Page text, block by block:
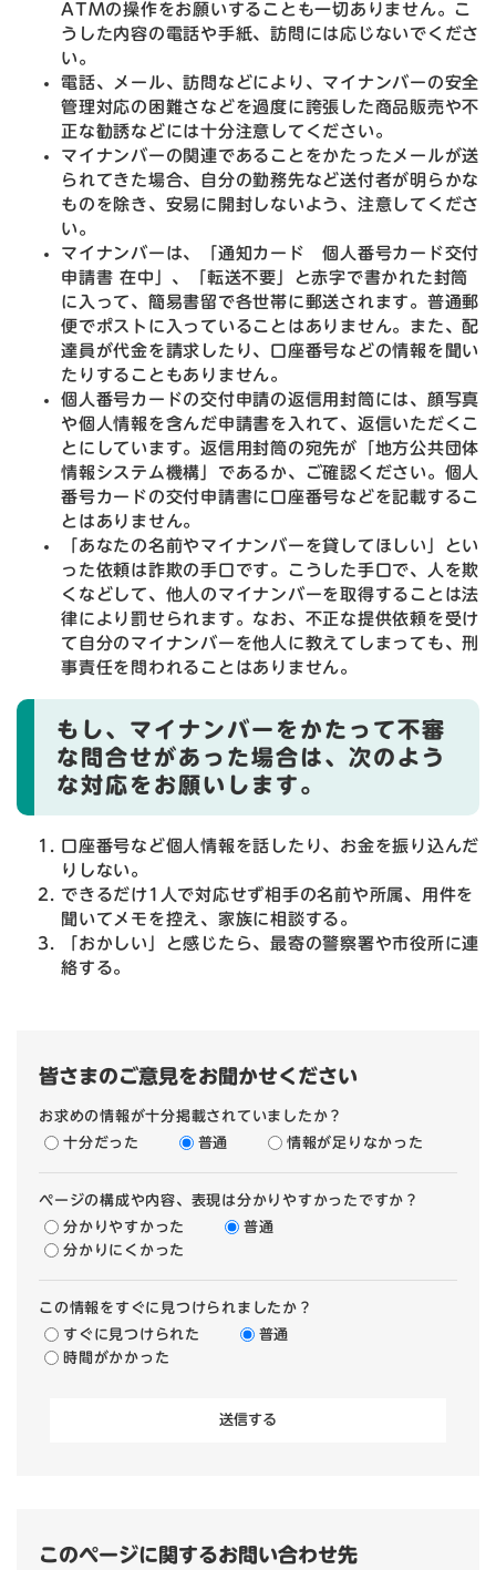
ATMの操作をお願いすることも一切ありません。こ
うした内容の電話や手紙、訪問には応じないでくださ
い。
電話、メール、訪問などにより、マイナンバーの安全
管理対応の困難さなどを過度に誇張した商品販売や不
正な勧誘などには十分注意してください。
マイナンバーの関連であることをかたったメールが送
られてきた場合、自分の勤務先など送付者が明らかな
ものを除き、安易に開封しないよう、注意してくださ
い。
マイナンバーは、「通知カード 個人番号カード交付
申請書 在中」、「転送不要」と赤字で書かれた封筒
に入って、簡易書留で各世帯に郵送されます。普通郵
便でポストに入っていることはありません。また、配
達員が代金を請求したり、口座番号などの情報を聞い
たりすることもありません。
個人番号カードの交付申請の返信用封筒には、顔写真
や個人情報を含んだ申請書を入れて、返信いただくこ
とにしています。返信用封筒の宛先が「地方公共団体
情報システム機構」であるか、ご確認ください。個人
番号カードの交付申請書に口座番号などを記載するこ
とはありません。
「あなたの名前やマイナンバーを貸してほしい」とい
った依頼は詐欺の手口です。こうした手口で、人を欺
くなどして、他人のマイナンバーを取得することは法
律により罰せられます。なお、不正な提供依頼を受け
て自分のマイナンバーを他人に教えてしまっても、刑
事責任を問われることはありません。
もし、マイナンバーをかたって不審
な問合せがあった場合は、次のよう
な対応をお願いします。
口座番号など個人情報を話したり、お金を振り込んだ
りしない。
できるだけ1人で対応せず相手の名前や所属、用件を
聞いてメモを控え、家族に相談する。
「おかしい」と感じたら、最寄の警察署や市役所に連
絡する。
皆さまのご意見をお聞かせください
お求めの情報が十分掲載されていましたか？
十分だった
普通 情報が足りなかった
ページの構成や内容、表現は分かりやすかったですか？
分かりやすかった
普通
分かりにくかった
この情報をすぐに見つけられましたか？
すぐに見つけられた
普通
時間がかかった
このページに関するお問い合わせ先